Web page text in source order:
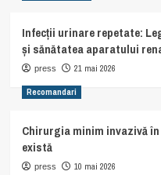
Infecții urinare repetate:
și sănătatea aparatului
press 21 mai 2026
Recomandari
Chirurgia minim invazivă
există
press 10 mai 2026